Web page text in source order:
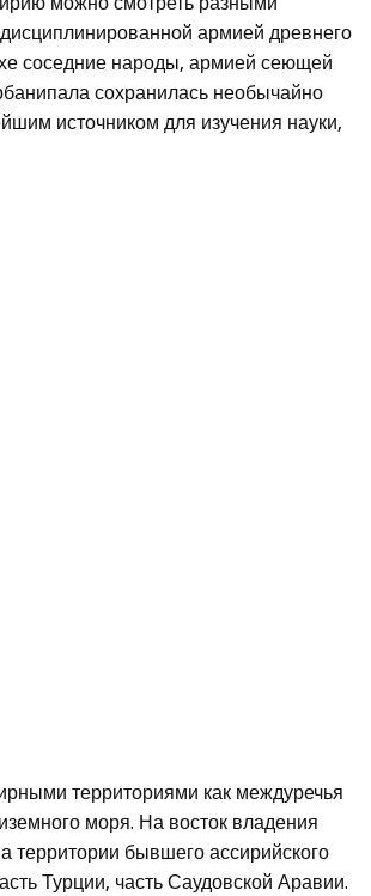
армией древнего
соседние народы, армией сеющей
сохранилась необычайно
источником для изучения науки,
территориями как междуречья
моря. На восток владения
территории бывшего ассирийского
Турции, часть Саудовской Аравии.